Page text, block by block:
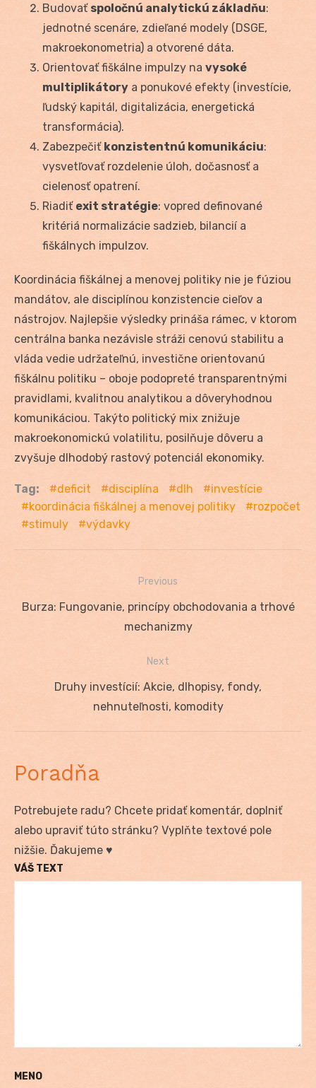
Budovať spoločnú analytickú základňu:
jednotné scenáre, zdieľané modely (DSGE,
makroekonometria) a otvorené dáta.
Orientovať fiškálne impulzy na vysoké
multiplikátory a ponukové efekty (investície,
ľudský kapitál, digitalizácia, energetická
transformácia).
Zabezpečiť konzistentnú komunikáciu:
vysvetľovať rozdelenie úloh, dočasnosť a
cielenosť opatrení.
Riadiť exit stratégie: vopred definované
kritériá normalizácie sadzieb, bilancií a
fiškálnych impulzov.
Koordinácia fiškálnej a menovej politiky nie je fúziou
mandátov, ale disciplínou konzistencie cieľov a
nástrojov. Najlepšie výsledky prináša rámec, v ktorom
centrálna banka nezávisle stráži cenovú stabilitu a
vláda vedie udržateľnú, investične orientovanú
fiškálnu politiku – oboje podopreté transparentnými
pravidlami, kvalitnou analytikou a dôveryhodnou
komunikáciou. Takýto politický mix znižuje
makroekonomickú volatilitu, posilňuje dôveru a
zvyšuje dlhodobý rastový potenciál ekonomiky.
Tag: deficit disciplína dlh
investície
koordinácia fiškálnej a menovej politiky
rozpočet
stimuly
výdavky
Navigácia
Previous
Previous
Burza: Fungovanie, princípy obchodovania a trhové
mechanizmy
Next
Druhy investícií: Akcie, dlhopisy, fondy,
nehnuteľnosti, komodity
Poradňa
Potrebujete radu? Chcete pridať komentár, doplniť
alebo upraviť túto stránku? Vyplňte textové pole
nižšie. Ďakujeme ♥
VÁŠ TEXT
MENO